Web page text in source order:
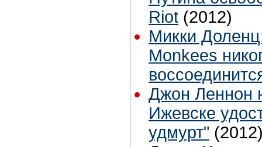
Riot (2012)
Микки
Monkees
Джон Леннон
Ижевске
удмурт"